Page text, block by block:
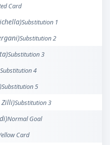
Card
Substitution 1
Substitution 2
Substitution 3
Substitution 4
Substitution 5
Zilli)Substitution 3
Normal Goal
Card